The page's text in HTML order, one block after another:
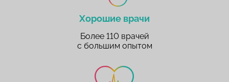
Хорошие врачи
Более 110 врачей
с большим опытом